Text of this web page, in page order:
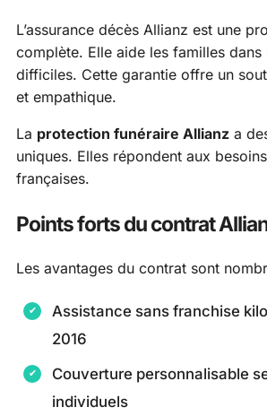
L’assurance décès Allianz est une
complète. Elle aide les familles dans
difficiles. Cette garantie offre un
et empathique.
La protection funéraire Allianz a
uniques. Elles répondent aux
françaises.
Points forts du contrat
Les avantages du contrat sont
Assistance sans franchise
2016
Couverture personnalisable
individuels